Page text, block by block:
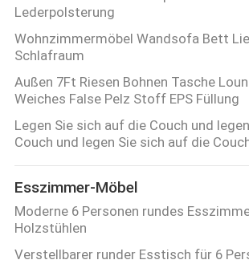
VR
SHOW
ÜBER
UNS
FABRIK
TOUR
KONTAKT
Lederpolsterung
Wohnzimmermöbel Wandsofa Bett
Schlafraum
Außen 7Ft Riesen Bohnen Tasche
Weiches False Pelz Stoff EPS Füllung
Legen Sie sich auf die Couch und
Couch und legen Sie sich auf die
Esszimmer-Möbel
Moderne 6 Personen rundes
Holzstühlen
Verstellbarer runder Esstisch für 6